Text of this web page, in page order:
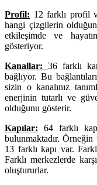
Profil: 12 farklı profil
hangi çizgilerin
etkileşimde ve
gösteriyor.
Kanallar: 36 farklı
bağlıyor. Bu
sizin o kanalınız
enerjinin tutarlı ve
olduğunu gösterir.
Kapılar: 64 farklı
bulunmaktadır.
13 farklı kapı var.
Farklı merkezlerde
oluştururlar.